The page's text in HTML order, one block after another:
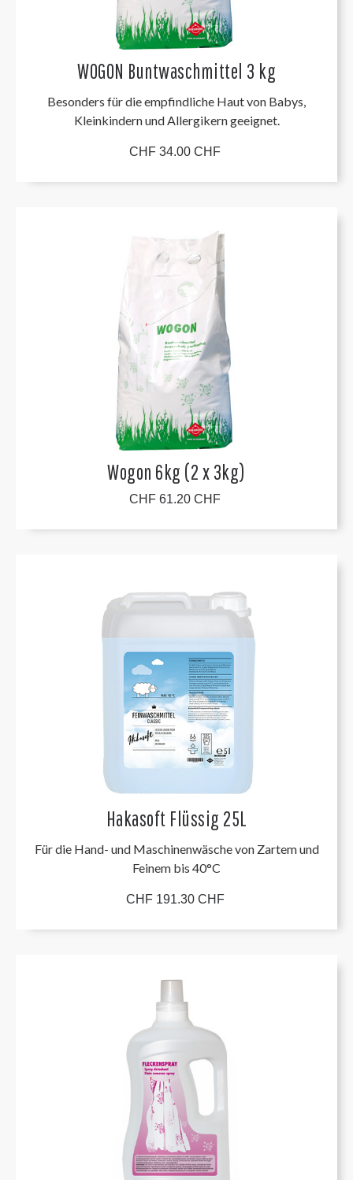
WOGON Buntwaschmittel 3 kg
Besonders für die empfindliche Haut von Babys,
Kleinkindern und Allergikern geeignet.
CHF 34.00 CHF
Wogon 6kg (2 x 3kg)
CHF 61.20 CHF
Hakasoft Flüssig 25L
Für die Hand- und Maschinenwäsche von Zartem und
Feinem bis 40°C
CHF 191.30 CHF